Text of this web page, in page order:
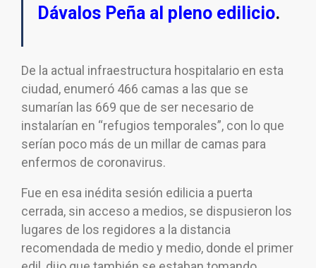
Dávalos Peña al pleno edilicio.
De la actual infraestructura hospitalario en esta
ciudad, enumeró 466 camas a las que se
sumarían las 669 que de ser necesario de
instalarían en “refugios temporales”, con lo que
serían poco más de un millar de camas para
enfermos de coronavirus.
Fue en esa inédita sesión edilicia a puerta
cerrada, sin acceso a medios, se dispusieron los
lugares de los regidores a la distancia
recomendada de medio y medio, donde el primer